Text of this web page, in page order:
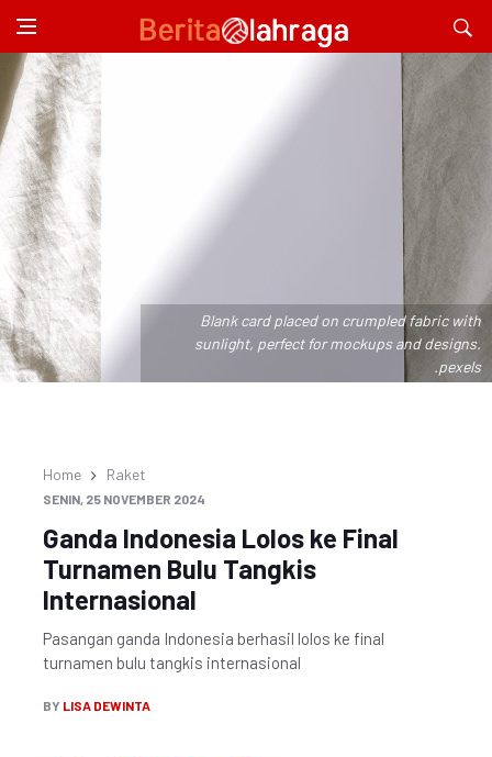
Blank card placed on crumpled fabric with
sunlight, perfect for mockups and designs.
.pexels
Home Raket
SENIN, 25 NOVEMBER 2024
Ganda Indonesia Lolos ke Final
Turnamen Bulu Tangkis
Internasional
Pasangan ganda Indonesia berhasil lolos ke final
turnamen bulu tangkis internasional
BY LISA DEWINTA